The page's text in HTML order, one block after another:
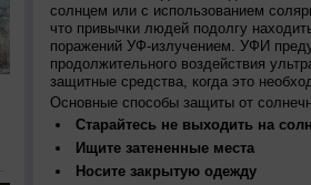
солнцем или с использованием
что привычки людей подолгу
поражений УФ-излучением. УФИ
продолжительного воздействия
защитные средства, когда это
Основные способы защиты от
Старайтесь не выходить на
Ищите затененные места
Носите закрытую одежду